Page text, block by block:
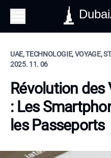
UAE, TECHNOLOGIE, VOYAGE,
2025. 11. 06
Révolution des
: Les
les Passeports